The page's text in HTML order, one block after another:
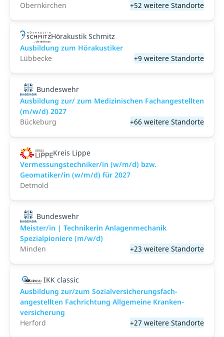
Obernkirchen
+52 weitere Standorte
Hörakustik Schmitz
Ausbildung zum Hörakustiker
Lübbecke
+9 weitere Standorte
Bundeswehr
Ausbildung zur/ zum Medizinischen Fachangestellten
(m/w/d) 2027
Bückeburg
+66 weitere Standorte
Kreis Lippe
Vermessungstechniker/in (w/m/d) bzw.
Geomatiker/in (w/m/d) für 2027
Detmold
Bundeswehr
Meister/in | Technikerin Anlagenmechanik
Spezialpioniere (m/w/d)
Minden
+23 weitere Standorte
IKK classic
Aus­bild­ung zur/zum Sozial­versicher­ungs­fach­
angestellten­ Fach­richtung All­gemeine Kranken­
versicher­ung
Herford
+27 weitere Standorte